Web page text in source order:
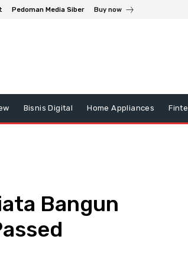
Pedoman Media Siber Buy now
Bisnis Digital Home Appliances
Bangun